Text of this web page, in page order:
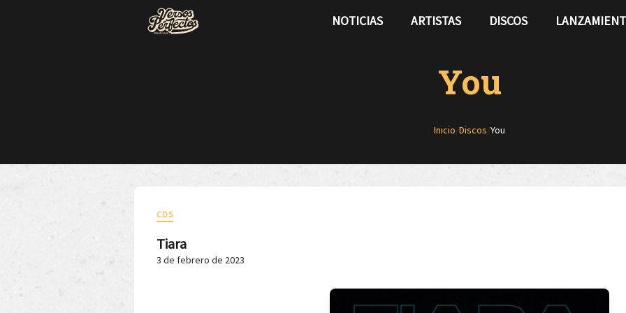
NOTICIAS ARTISTAS DISCOS
You
Inicio/Discos/You
CDS
Tiara
3 de febrero de 2023